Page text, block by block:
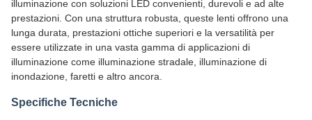
illuminazione con soluzioni LED convenienti, durevoli e ad alte
prestazioni. Con una struttura robusta, queste lenti offrono una
lunga durata, prestazioni ottiche superiori e la versatilità per
essere utilizzate in una vasta gamma di applicazioni di
illuminazione come illuminazione stradale, illuminazione di
inondazione, faretti e altro ancora.
Specifiche Tecniche